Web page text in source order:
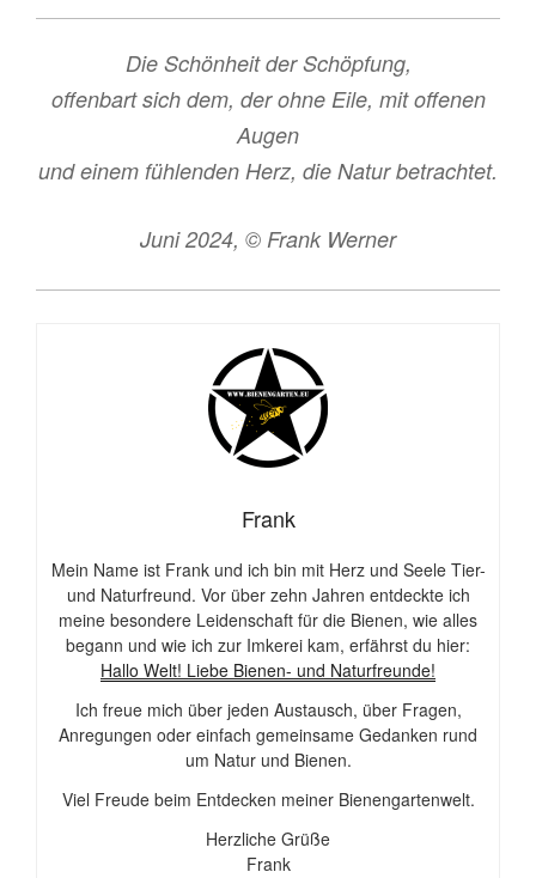
Die Schönheit der Schöpfung,
offenbart sich dem, der ohne Eile, mit offenen
Augen
und einem fühlenden Herz, die Natur betrachtet.
Juni 2024, © Frank Werner
Frank
Mein Name ist Frank und ich bin mit Herz und Seele Tier-
und Naturfreund. Vor über zehn Jahren entdeckte ich
meine besondere Leidenschaft für die Bienen, wie alles
begann und wie ich zur Imkerei kam, erfährst du hier:
Hallo Welt! Liebe Bienen- und Naturfreunde!
Ich freue mich über jeden Austausch, über Fragen,
Anregungen oder einfach gemeinsame Gedanken rund
um Natur und Bienen.
Viel Freude beim Entdecken meiner Bienengartenwelt.
Herzliche Grüße
Frank